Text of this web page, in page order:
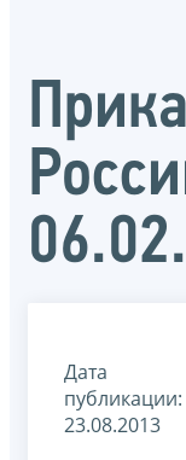
Дата
публикации:
23.08.2013